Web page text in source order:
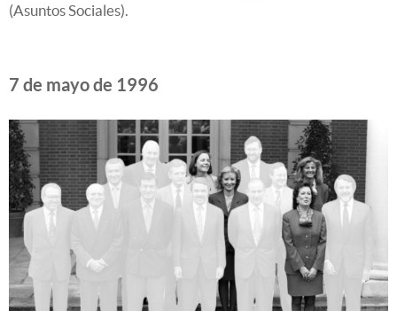
(Asuntos Sociales).
7 de mayo de 1996